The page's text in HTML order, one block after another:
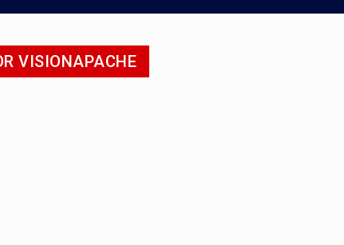
armas de facção é preso com revólveres e espingardas
VISIONAPACHE